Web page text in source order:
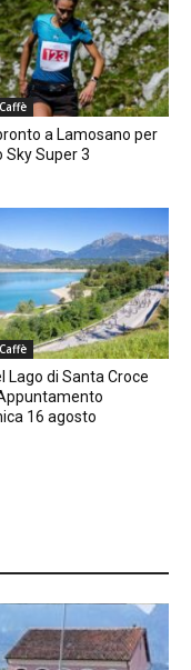
a Lamosano per
Sky Super 3
Lago di Santa Croce
16 agosto